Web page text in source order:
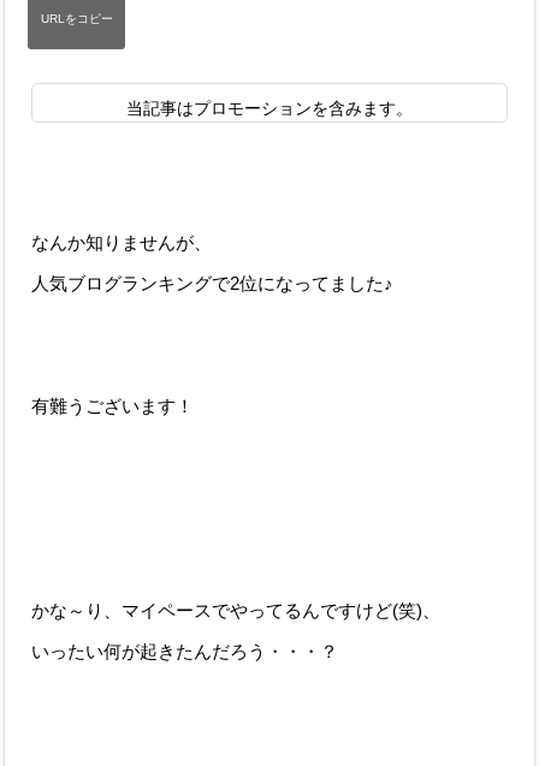
当記事はプロモーションを含みます。
なんか知りませんが、
人気ブログランキングで2位になってました♪
有難うございます！
かな～り、マイペースでやってるんですけど(笑)、
いったい何が起きたんだろう・・・？